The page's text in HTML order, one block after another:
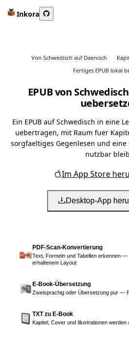
Inkora
Von Schwedisch auf Daenisch
Fertiges EPUB lokal
EPUB von
Ein EPUB auf Schwedisch in eine
uebertragen, mit Raum fuer
sorgfaeltiges Gegenlesen und
nutzbar
Im App Store
Desktop-App
PDF-Scan-Konvertierung
Text, Formeln und Tabellen erkennen
erhaltenem Layout
E-Book-Übersetzung
Zweisprachig oder Übersetzung pur —
TXT zu E-Book
Kapitel, Cover und Illustrationen werden